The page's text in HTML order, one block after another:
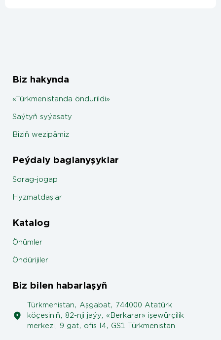
Biz hakynda
«Türkmenistanda öndürildi»
Saýtyň syýasaty
Biziň wezipämiz
Peýdaly baglanyşyklar
Sorag-jogap
Hyzmatdaşlar
Katalog
Önümler
Öndürijiler
Biz bilen habarlaşyň
Türkmenistan, Aşgabat, 744000 Atatürk
köçesiniň, 82-nji jaýy, «Berkarar» işewürçilik
merkezi, 9 gat, ofis I4, GS1 Türkmenistan